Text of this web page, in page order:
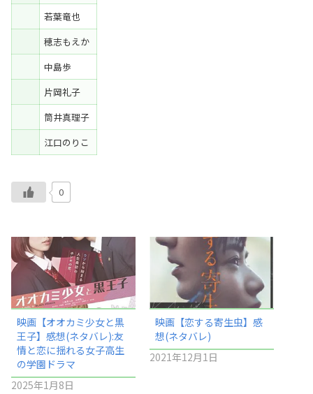
若葉竜也
穂志もえか
中島歩
片岡礼子
筒井真理子
江口のりこ
0
映画【オオカミ少女と黒
王子】感想(ネタバレ):友
情と恋に揺れる女子高生
の学園ドラマ
2025年1月8日
映画【恋する寄生虫】感
想(ネタバレ)
2021年12月1日